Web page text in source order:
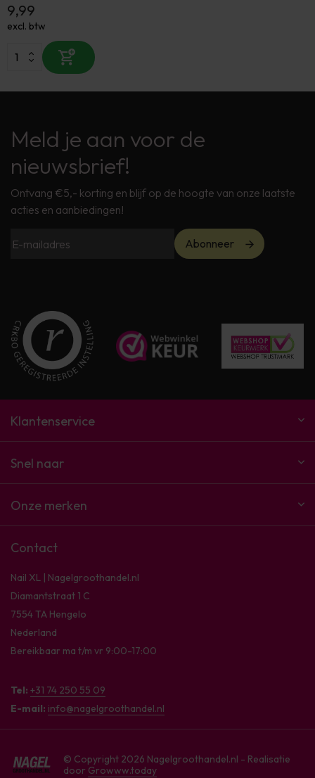
9,99
excl. btw
Meld je aan voor de
nieuwsbrief!
Ontvang €5,- korting en blijf op de hoogte van onze laatste
acties en aanbiedingen!
Abonneer
Klantenservice
Snel naar
Onze merken
Contact
Nail XL | Nagelgroothandel.nl
Diamantstraat 1 C
7554 TA Hengelo
Nederland
Bereikbaar ma t/m vr 9:00-17:00
Tel: +31 74 250 55 09
E-mail: info@nagelgroothandel.nl
© Copyright 2026 Nagelgroothandel.nl - Realisatie
door Growww.today